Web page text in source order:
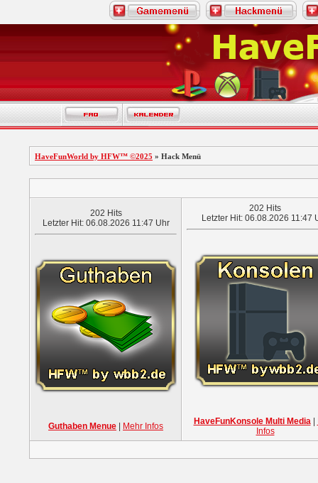
HaveFunWorld by HFW™ ©2025 » Hack Menü
202 Hits
Letzter Hit: 06.08.2026 11:47 Uhr
Guthaben Menue Mehr Infos
202 Hits
Letzter Hit: 06.08.2026 11:47
HaveFunKonsole Multi Media|
Infos